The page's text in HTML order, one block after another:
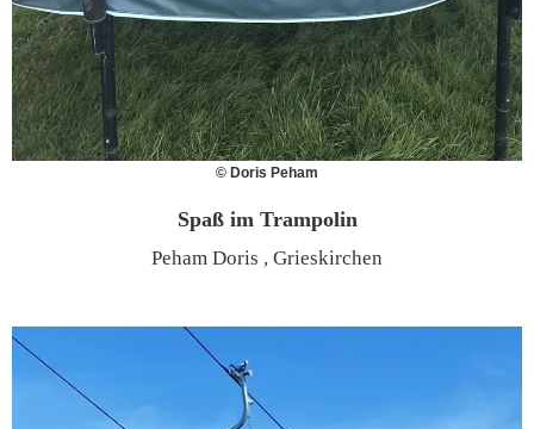
© Doris Peham
Spaß im Trampolin
Peham Doris , Grieskirchen